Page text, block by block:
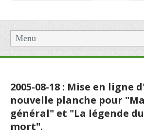
Menu
2005-08-18 : Mise en ligne
nouvelle planche pour
général" et "La légende
mort".